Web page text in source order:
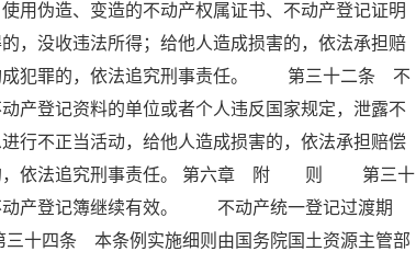
用伪造、变造的不动产权属证书、不动产登记证明
，没收违法所得；给他人造成损害的，依法承担赔
成犯罪的，依法追究刑事责任。 第三十二条 不
产登记资料的单位或者个人违反国家规定，泄露不
行不正当活动，给他人造成损害的，依法承担赔偿
的，依法追究刑事责任。 第六章 附 则 第三十
动产登记簿继续有效。 不动产统一登记过渡期
十四条 本条例实施细则由国务院国土资源主管部